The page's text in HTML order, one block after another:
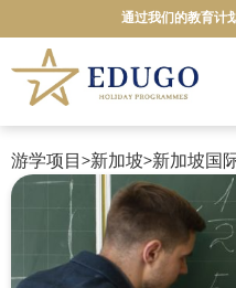
通过我们的教育计
游学项目>新加坡>新加坡国